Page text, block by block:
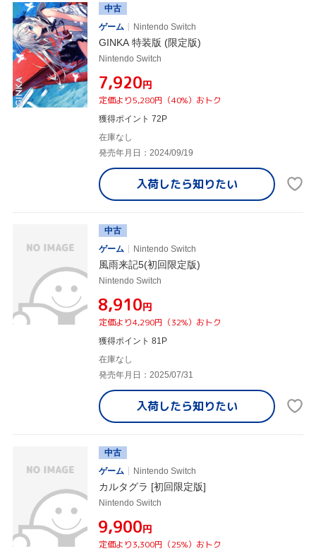
中古
ゲーム
Nintendo Switch
GINKA 特装版 (限定版)
Nintendo Switch
¥7,920円
定価より5,280円（40%）おトク
獲得ポイント 72P
在庫なし
発売年月日：2024/09/19
入荷したら知りたい
中古
ゲーム
Nintendo Switch
風雨来記5(初回限定版)
Nintendo Switch
¥8,910円
定価より4,290円（32%）おトク
獲得ポイント 81P
在庫なし
発売年月日：2025/07/31
入荷したら知りたい
中古
ゲーム
Nintendo Switch
カルタグラ [初回限定版]
Nintendo Switch
¥9,900円
定価より3,300円（25%）おトク